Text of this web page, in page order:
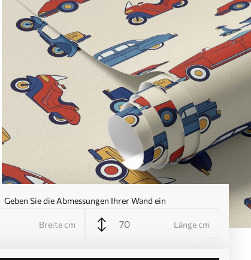
Geben Sie die Abmessungen Ihrer Wand ein
Breite cm Länge cm